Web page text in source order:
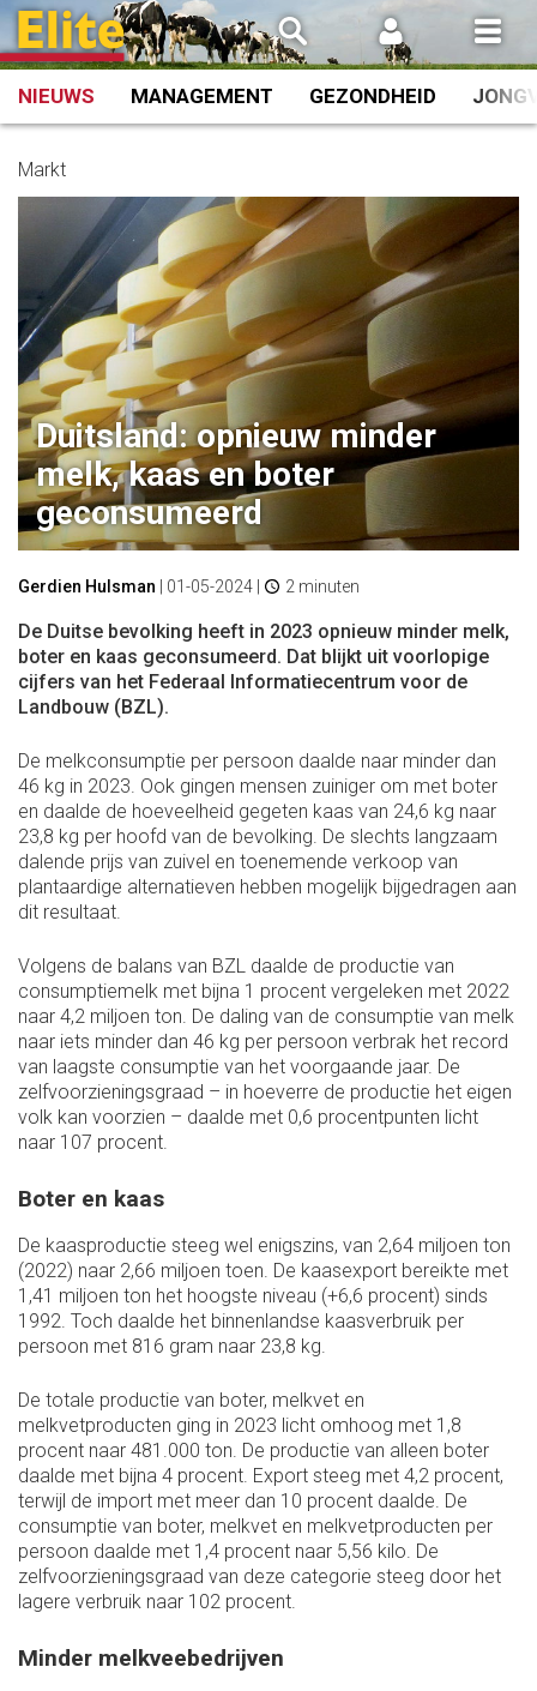
Spring
naar
inhoud
NIEUWS MANAGEMENT GEZONDHEID
Markt
Duitsland: opnieuw minder
melk, kaas en boter
geconsumeerd
Gerdien Hulsman 01-05-2024 2 minuten
De Duitse bevolking heeft in 2023 opnieuw minder melk,
boter en kaas geconsumeerd. Dat blijkt uit voorlopige
cijfers van het Federaal Informatiecentrum voor de
Landbouw (BZL).
De melkconsumptie per persoon daalde naar minder dan
46 kg in 2023. Ook gingen mensen zuiniger om met boter
en daalde de hoeveelheid gegeten kaas van 24,6 kg naar
23,8 kg per hoofd van de bevolking. De slechts langzaam
dalende prijs van zuivel en toenemende verkoop van
plantaardige alternatieven hebben mogelijk bijgedragen aan
dit resultaat.
Volgens de balans van BZL daalde de productie van
consumptiemelk met bijna 1 procent vergeleken met 2022
naar 4,2 miljoen ton. De daling van de consumptie van melk
naar iets minder dan 46 kg per persoon verbrak het record
van laagste consumptie van het voorgaande jaar. De
zelfvoorzieningsgraad – in hoeverre de productie het eigen
volk kan voorzien – daalde met 0,6 procentpunten licht
naar 107 procent.
Boter en kaas
De kaasproductie steeg wel enigszins, van 2,64 miljoen ton
(2022) naar 2,66 miljoen toen. De kaasexport bereikte met
1,41 miljoen ton het hoogste niveau (+6,6 procent) sinds
1992. Toch daalde het binnenlandse kaasverbruik per
persoon met 816 gram naar 23,8 kg.
De totale productie van boter, melkvet en
melkvetproducten ging in 2023 licht omhoog met 1,8
procent naar 481.000 ton. De productie van alleen boter
daalde met bijna 4 procent. Export steeg met 4,2 procent,
terwijl de import met meer dan 10 procent daalde. De
consumptie van boter, melkvet en melkvetproducten per
persoon daalde met 1,4 procent naar 5,56 kilo. De
zelfvoorzieningsgraad van deze categorie steeg door het
lagere verbruik naar 102 procent.
Minder melkveebedrijven